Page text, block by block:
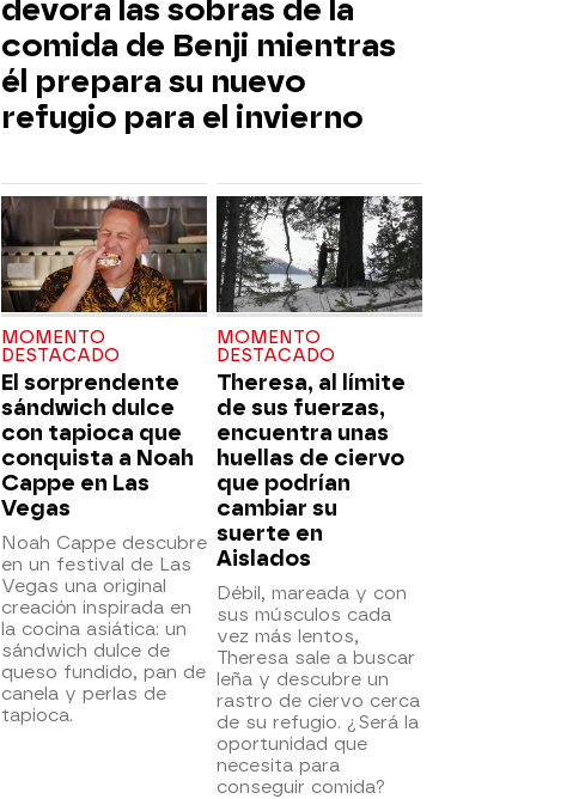
devora las sobras de la
comida de Benji mientras
él prepara su nuevo
refugio para el invierno
MOMENTO
DESTACADO
El sorprendente
sándwich dulce
con tapioca que
conquista a Noah
Cappe en Las
Vegas
Noah Cappe descubre
en un festival de Las
Vegas una original
creación inspirada en
la cocina asiática: un
sándwich dulce de
queso fundido, pan de
canela y perlas de
tapioca.
MOMENTO
DESTACADO
Theresa, al límite
de sus fuerzas,
encuentra unas
huellas de ciervo
que podrían
cambiar su
suerte en
Aislados
Débil, mareada y con
sus músculos cada
vez más lentos,
Theresa sale a buscar
leña y descubre un
rastro de ciervo cerca
de su refugio. ¿Será la
oportunidad que
necesita para
conseguir comida?